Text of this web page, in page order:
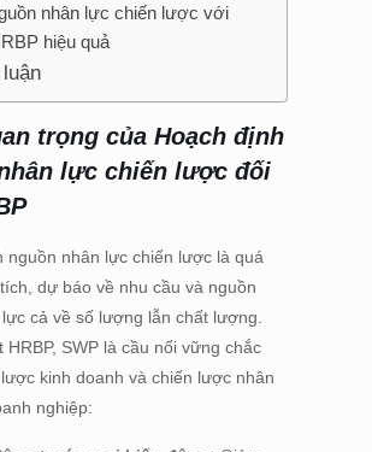
nhân lực chiến lược với
hiệu quả
trọng của Hoạch định
lực chiến lược đối
nguồn nhân lực chiến lược là quá
dự báo về nhu cầu và nguồn
cả về số lượng lẫn chất lượng.
SWP là cầu nối vững chắc
kinh doanh và chiến lược nhân
nghiệp: